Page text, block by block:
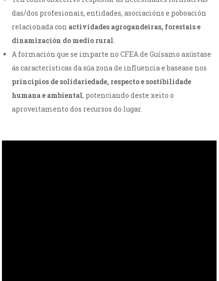
das/dos profesionais, entidades, asociacións e poboación
relacionada con actividades agrogandeiras, forestais e
dinamización do medio rural.
A formación que se imparte no CFEA de Guísamo axústase
ás características da súa zona de influencia e basease nos
principios de solidariedade, respecto e sostibilidade
humana e ambiental, potenciando deste xeito o
aproveitamento dos recursos do lugar.